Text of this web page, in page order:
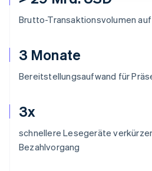
Brutto-Transaktionsvolumen
3 Monate
Bereitstellungsaufwand für
3x
schnellere Lesegeräte
Bezahlvorgang